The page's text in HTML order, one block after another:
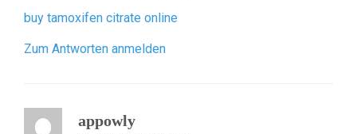
buy tamoxifen citrate online
Zum Antworten anmelden
appowly